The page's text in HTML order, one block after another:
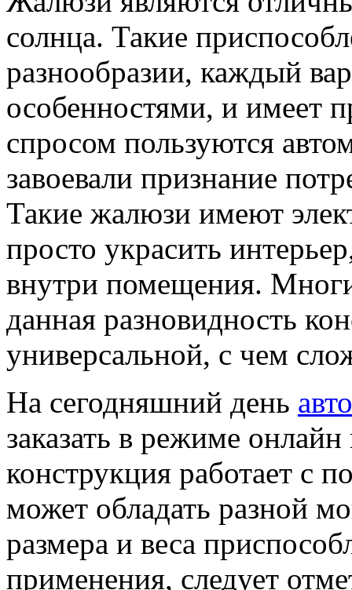
солнца. Такие
разнообразии, каждый
особенностями, и имеет
спросом пользуются
завоевали признание
Такие жалюзи имеют
просто украсить
внутри помещения.
данная разновидность
универсальной, с чем
На сегодняшний день
заказать в режиме
конструкция работает с
может обладать разной
размера и веса
применения, следует